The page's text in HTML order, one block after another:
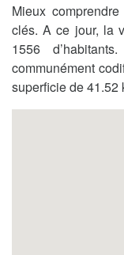
Mieux
clés. A ce jour, la
1556
communément
superficie de 41.52